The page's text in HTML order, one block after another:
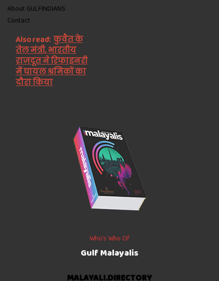
About GULFINDIANS
Contact
Also read: कुवैत के
तेल मंत्री, भारतीय
राजदूत ने रिफाइनरी
में घायल श्रमिकों का
दौरा किया
Who’s Who Of
Gulf Malayalis
MALAYALI.DIRECTORY